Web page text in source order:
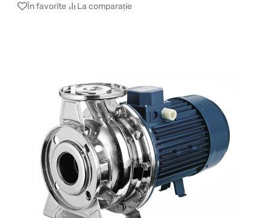
În favorite La comparație